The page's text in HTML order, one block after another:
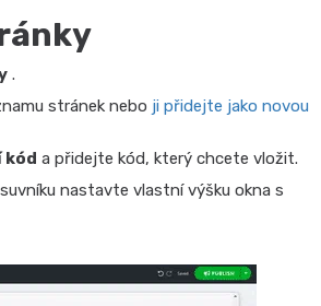
.
stránek nebo ji přidejte jako novou
kód a přidejte kód, který chcete vložit.
nastavte vlastní výšku okna s